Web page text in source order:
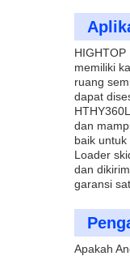
memiliki
ruang
dapat
dan
baik
Loader
dan
garansi
Apakah